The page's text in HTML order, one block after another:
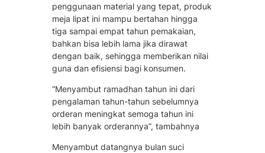
penggunaan material yang tepat, produk
meja lipat ini mampu bertahan hingga
tiga sampai empat tahun pemakaian,
bahkan bisa lebih lama jika dirawat
dengan baik, sehingga memberikan nilai
guna dan efisiensi bagi konsumen.
“Menyambut ramadhan tahun ini dari
pengalaman tahun-tahun sebelumnya
orderan meningkat semoga tahun ini
lebih banyak orderannya”, tambahnya
Menyambut datangnya bulan suci